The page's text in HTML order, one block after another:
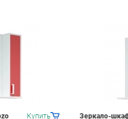
Купить Зеркало-